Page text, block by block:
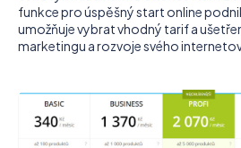
funkce pro úspěšný start online
umožňuje vybrat vhodný tarif a
marketingu a rozvoje svého